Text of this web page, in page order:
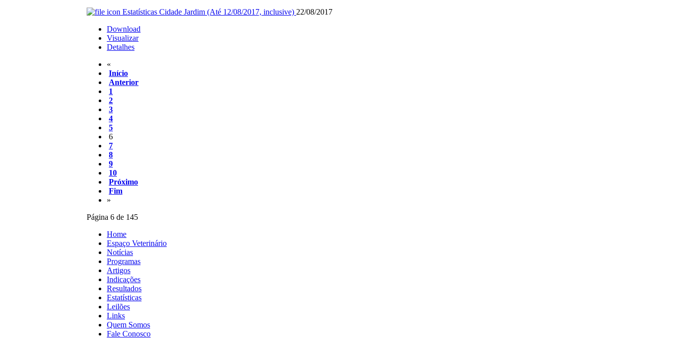
Estatísticas Cidade Jardim (Até 12/08/2017, inclusive) 22/08/2017
Download
Visualizar
Detalhes
«
Início
Anterior
1
2
3
4
5
6
7
8
9
10
Próximo
Fim
»
Página 6 de 145
Home
Espaço Veterinário
Notícias
Programas
Artigos
Indicações
Resultados
Estatísticas
Leilões
Links
Quem Somos
Fale Conosco